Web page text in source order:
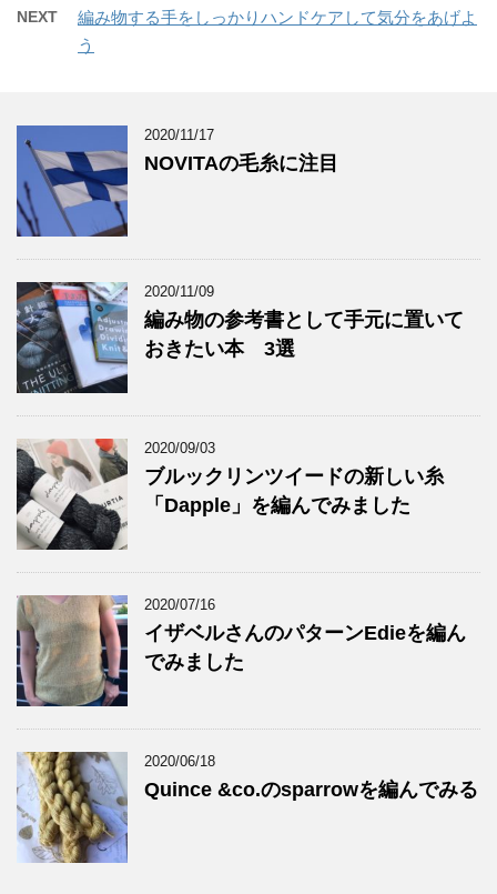
NEXT
編み物する手をしっかりハンドケアして気分をあげよ
う
2020/11/17
NOVITAの毛糸に注目
2020/11/09
編み物の参考書として手元に置いて
おきたい本 3選
2020/09/03
ブルックリンツイードの新しい糸
「Dapple」を編んでみました
2020/07/16
イザベルさんのパターンEdieを編ん
でみました
2020/06/18
Quince &co.のsparrowを編んでみる